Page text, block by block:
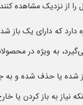
از نزدیک مشاهده
دارد که دارای
به ویژه در
شده یا حذف شده و
نیاز به باز کردن یا